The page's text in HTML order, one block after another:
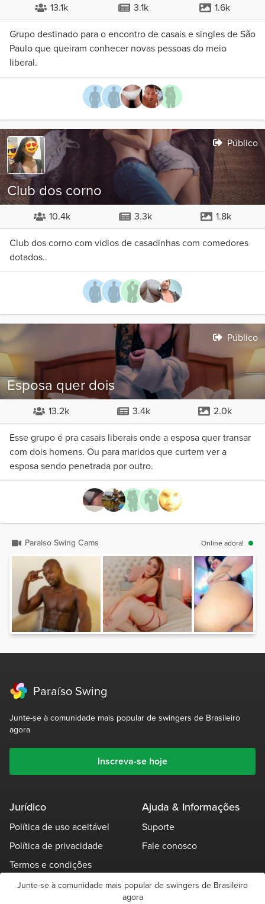
Junte-se à comunidade mais popular de swingers de Brasileiro
agora
13.1k 3.1k
1.6k
Grupo destinado para o encontro de casais e singles de São
Paulo que queiram conhecer novas pessoas do meio
liberal.
Club dos corno
Público
10.4k 3.3k
1.8k
Club dos corno com vidios de casadinhas com comedores
dotados..
Esposa quer dois
Público
13.2k 3.4k
2.0k
Esse grupo é pra casais liberais onde a esposa quer transar
com dois homens. Ou para maridos que curtem ver a
esposa sendo penetrada por outro.
Paraiso Swing Cams Online adora!
Paraíso Swing
Junte-se à comunidade mais popular de swingers de Brasileiro
agora
Inscreva-se hoje
Jurídico
Política de uso aceitável
Política de privacidade
Termos e condições
Garantia de idade
Ajuda & Informações
Suporte
Fale conosco